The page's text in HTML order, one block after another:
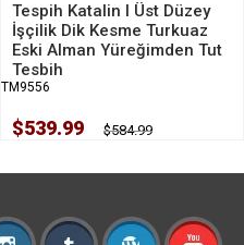
Tespih Katalin I Üst Düzey
İşçilik Dik Kesme Turkuaz
Eski Alman Yüreğimden Tut
Tesbih
TM9556
$539.99 $584.99